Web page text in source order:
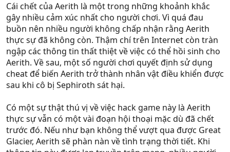
Cái chết của Aerith là một trong những khoảnh khắc
gây nhiều cảm xúc nhất cho người chơi. Vì quá đau
buồn nên nhiều người không chấp nhận rằng Aerith
thực sự đã không còn. Thậm chí trên Internet còn tràn
ngập các thông tin thất thiệt về việc có thể hồi sinh cho
Aerith. Về sau, một số người chơi quyết định sử dụng
cheat để biến Aerith trở thành nhân vật điều khiển được
sau khi cô bị Sephiroth sát hại.
Có một sự thật thú vị về việc hack game này là Aerith
thực sự vẫn có một vài đoạn hội thoại mặc dù đã chết
trước đó. Nếu như bạn không thể vượt qua được Great
Glacier, Aerith sẽ phàn nàn về tình trạng thời tiết. Khi